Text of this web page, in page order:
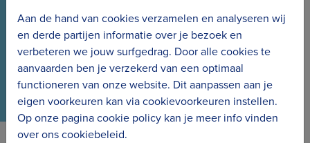
en de nieuwe projecten.
Aan de hand van cookies verzamelen en analyseren wij
en derde partijen informatie over je bezoek en
verbeteren we jouw surfgedrag. Door alle cookies te
aanvaarden ben je verzekerd van een optimaal
functioneren van onze website. Dit aanpassen aan je
eigen voorkeuren kan via cookievoorkeuren instellen.
Op onze pagina cookie policy kan je meer info vinden
over ons cookiebeleid.